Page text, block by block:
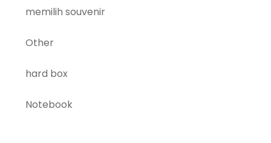
memilih souvenir
Other
hard box
Notebook